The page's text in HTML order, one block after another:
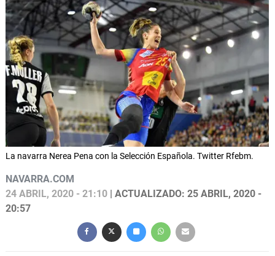
La navarra Nerea Pena con la Selección Española. Twitter Rfebm.
NAVARRA.COM
24 ABRIL, 2020 - 21:10 | ACTUALIZADO: 25 ABRIL, 2020 -
20:57